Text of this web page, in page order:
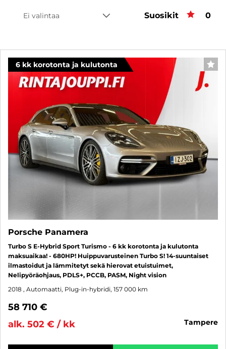
Ei valintaa Suosikit 0
6 kk korotonta ja kulutonta
Porsche Panamera
Turbo S E-Hybrid Sport Turismo - 6 kk korotonta ja kulutonta
maksuaikaa! - 680HP! Huippuvarusteinen Turbo S! 14-suuntaiset
ilmastoidut ja lämmitetyt sekä hierovat etuistuimet,
Nelipyöräohjaus, PDLS+, PCCB, PASM, Night vision
2018 , Automaatti, Plug-in-hybridi, 157 000 km
58 710 €
alk. 502 € / kk
tampere